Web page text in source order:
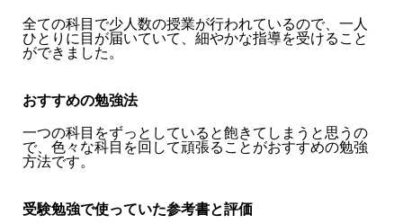
全ての科目で少人数の授業が行われているので、一人
ひとりに目が届いていて、細やかな指導を受けること
ができました。
おすすめの勉強法
一つの科目をずっとしていると飽きてしまうと思うの
で、色々な科目を回して頑張ることがおすすめの勉強
方法です。
受験勉強で使っていた参考書と評価